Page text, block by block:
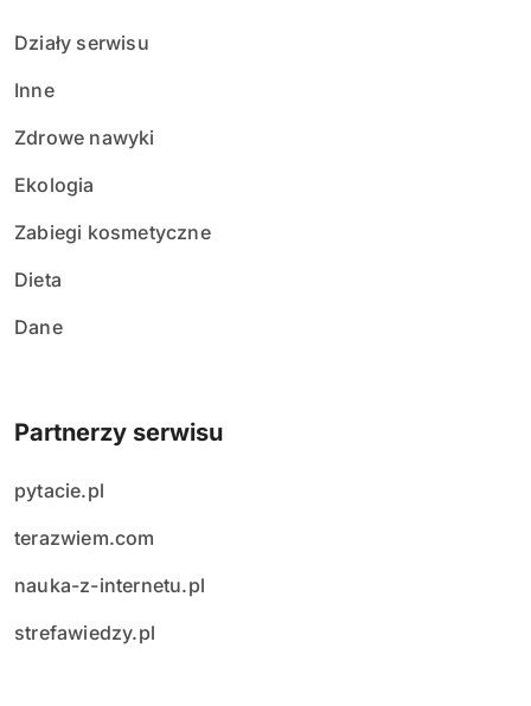
Działy serwisu
Inne
Zdrowe nawyki
Ekologia
Zabiegi kosmetyczne
Dieta
Dane
Partnerzy serwisu
pytacie.pl
terazwiem.com
nauka-z-internetu.pl
strefawiedzy.pl